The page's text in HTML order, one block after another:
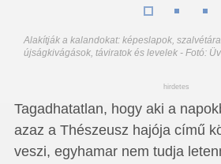
Alakítják a kalandokat: képeslapok,
újságkivágások, táviratok és levelek - Fotó:
hirdetes
Tagadhatatlan, hogy aki a
azaz a Thészeusz hajója című
veszi, egyhamar nem tudja